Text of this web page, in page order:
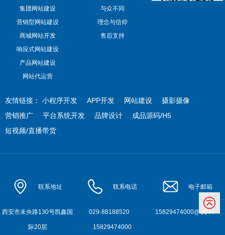
集团网站建设
营销型网站建设
商城网站开发
响应式网站建设
产品网站建设
网站代运营
与众不同
理念与信仰
售后支持
友情链接： 小程序开发 APP开发 网站建设
摄影摄像
营销推广
平台系统开发 品牌设计
成品源码/H5
短视频/直播带货
联系地址
西安市未央路130号凯鑫国
际20层
联系电话
029-88188520
15829474000
电子邮箱
15829474000@qq.com